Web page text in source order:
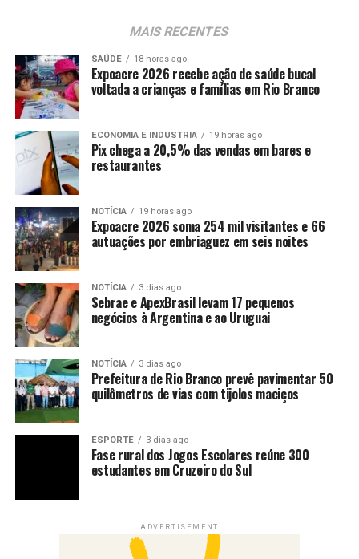
MAIS RECENTES
SAÚDE 18 horas ago
Expoacre 2026 recebe ação de saúde bucal
voltada a crianças e famílias em Rio Branco
ECONOMIA E INDUSTRIA 19 horas ago
Pix chega a 20,5% das vendas em bares e
restaurantes
NOTÍCIA 19 horas ago
Expoacre 2026 soma 254 mil visitantes e 66
autuações por embriaguez em seis noites
NOTÍCIA 3 dias ago
Sebrae e ApexBrasil levam 17 pequenos
negócios à Argentina e ao Uruguai
NOTÍCIA 3 dias ago
Prefeitura de Rio Branco prevê pavimentar 50
quilômetros de vias com tijolos maciços
ESPORTE 3 dias ago
Fase rural dos Jogos Escolares reúne 300
estudantes em Cruzeiro do Sul
ADVERTISEMENT